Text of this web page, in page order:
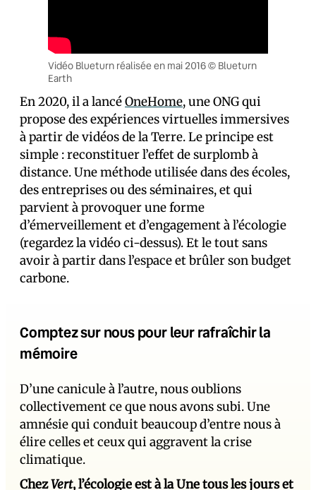
Vidéo Blueturn réalisée en mai 2016 © Blueturn
Earth
En 2020, il a lancéOneHome, une ONG qui
propose des expériences virtuelles immersives
à partir de vidéos de la Terre. Le principe est
simple : reconstituer l’effet de surplomb à
distance. Une méthode utilisée dans des écoles,
des entreprises ou des séminaires, et qui
parvient à provoquer une forme
d’émerveillement et d’engagement à l’écologie
(regardez la vidéo ci-dessus). Et le tout sans
avoir à partir dans l’espace et brûler son budget
carbone.
Comptez sur nous pour leur rafraîchir la
mémoire
D’une canicule à l’autre, nous oublions
collectivement ce que nous avons subi. Une
amnésie qui conduit beaucoup d’entre nous à
élire celles et ceux qui aggravent la crise
climatique.
ChezVert, l’écologie est à la Une tous les jours et